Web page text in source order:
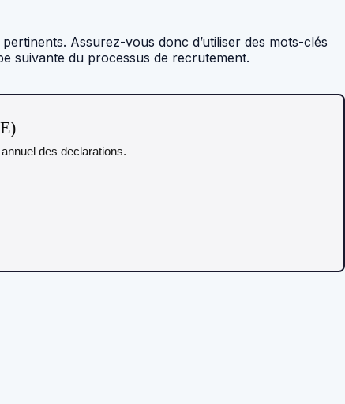
Assurez-vous donc d’utiliser des mots-clés
suivante du processus de recrutement.
des declarations.